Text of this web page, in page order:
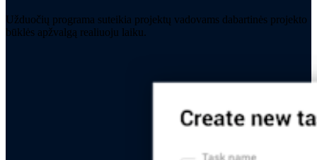
Užduočių programa suteikia projektų vadovams dabartinės projekto
būklės apžvalgą realiuoju laiku.